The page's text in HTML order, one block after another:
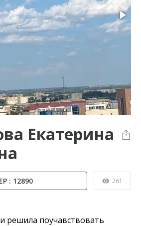
Екатерина
: 12890 261
решила поучавствовать